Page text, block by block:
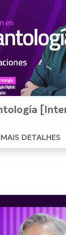
MAIS DETALHES